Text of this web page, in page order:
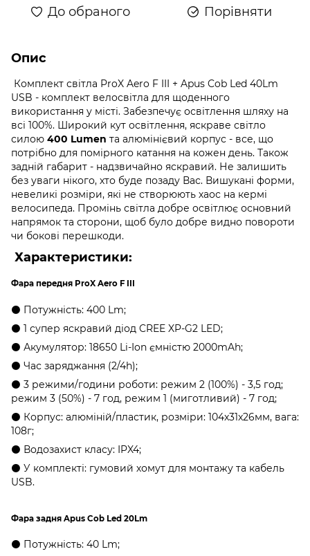
До обраного Порівняти
Опис
Комплект світла ProX Aero F III + Apus Cob Led 40Lm
USB - комплект велосвітла для щоденного
використання у місті. Забезпечує освітлення шляху на
всі 100%. Широкий кут освітлення, яскраве світло
силою 400 Lumen та алюмінієвий корпус - все, що
потрібно для помірного катання на кожен день. Також
задній габарит - надзвичайно яскравий. Не залишить
без уваги нікого, хто буде позаду Вас. Вишукані форми,
невеликі розміри, які не створюють хаос на кермі
велосипеда. Промінь світла добре освітлює основний
напрямок та сторони, щоб було добре видно повороти
чи бокові перешкоди.
Характеристики:
Фара передня ProX Aero F III
⚫ Потужність: 400 Lm;
⚫ 1 супер яскравий діод CREE XP-G2 LED;
⚫ Акумулятор: 18650 Li-Ion ємністю 2000mAh;
⚫ Час заряджання (2/4h);
⚫ 3 режими/години роботи: режим 2 (100%) - 3,5 год;
режим 3 (50%) - 7 год, режим 1 (миготливий) - 7 год;
⚫ Корпус: алюміній/пластик, розміри: 104x31x26мм, вага:
108г;
⚫ Водозахист класу: IPX4;
⚫ У комплекті: гумовий хомут для монтажу та кабель
USB.
Фара задня Apus Cob Led 20Lm
⚫ Потужність: 40 Lm;